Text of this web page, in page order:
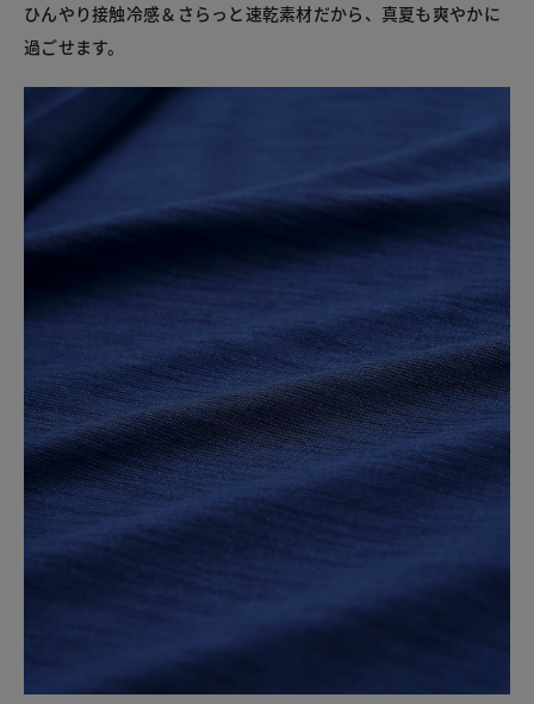
ひんやり接触冷感＆さらっと速乾素材だから、真夏も爽やかに
過ごせます。